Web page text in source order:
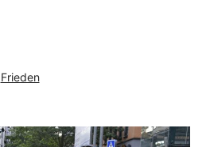
Frieden